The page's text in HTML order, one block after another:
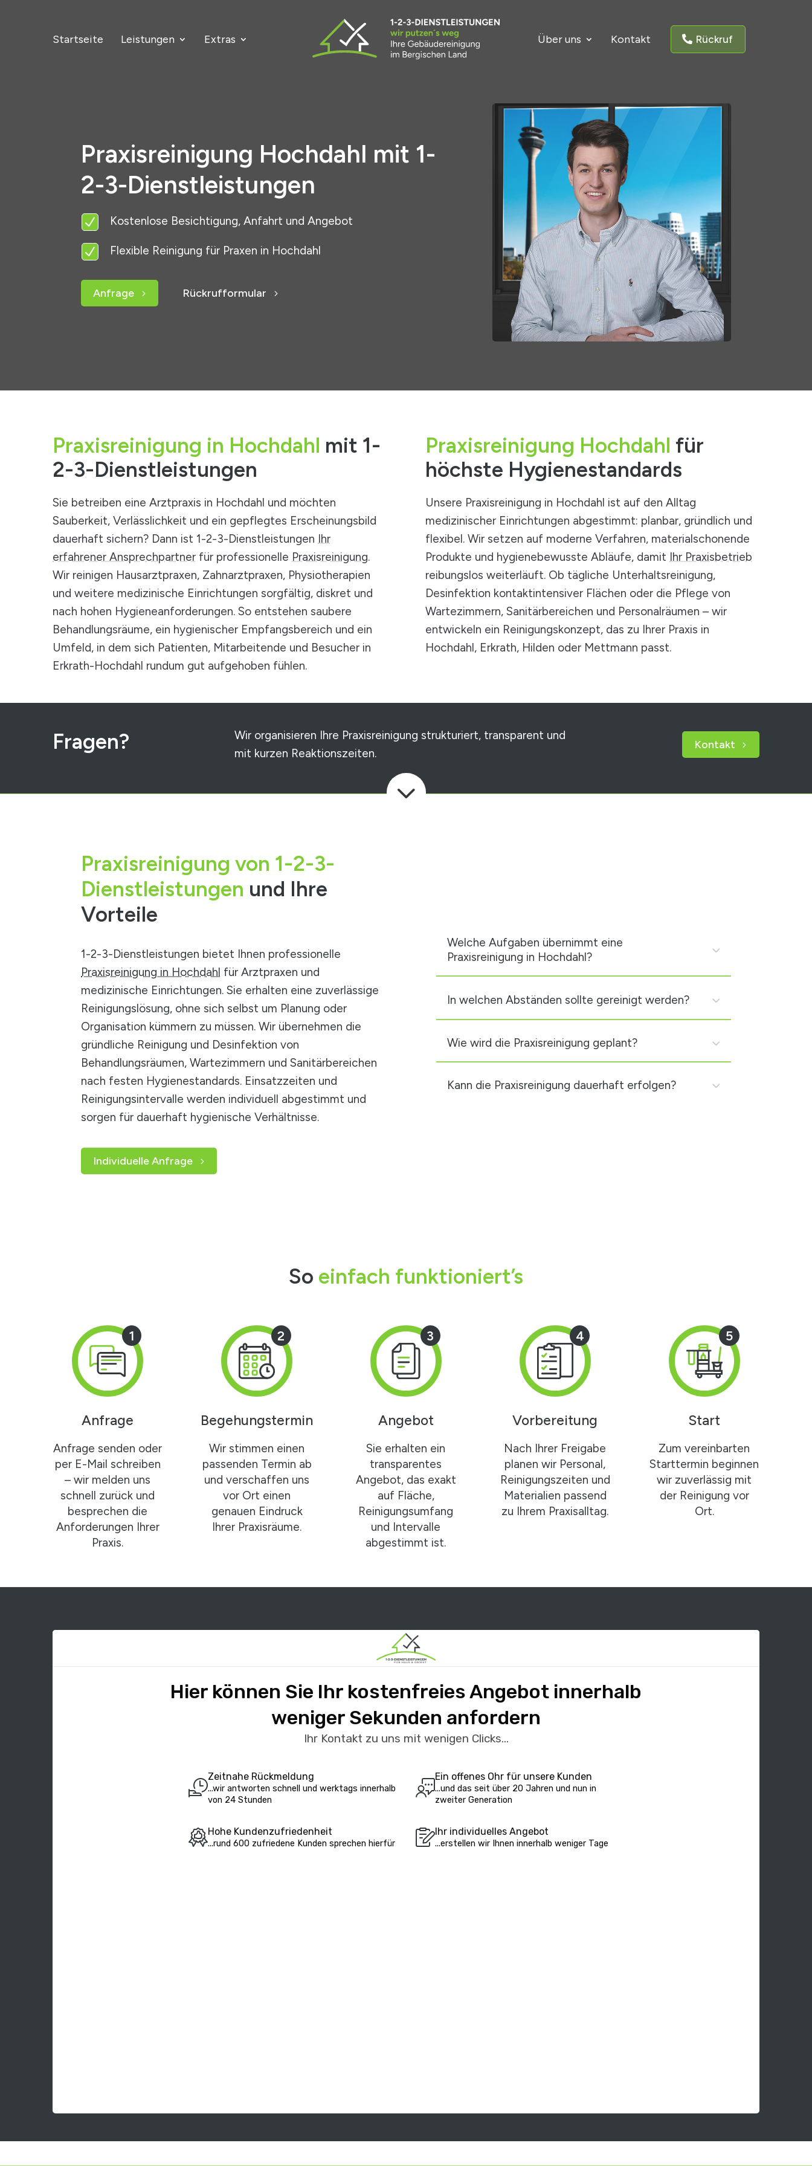
Startseite Leistungen Extras Über uns Kontakt Rückruf
Praxisreinigung Hochdahl mit 1-
2-3-Dienstleistungen
N Kostenlose Besichtigung, Anfahrt und Angebot
N Flexible Reinigung für Praxen in Hochdahl
Anfrage Rückrufformular
Praxisreinigung in Hochdahl mit 1-
2-3-Dienstleistungen
Sie betreiben eine Arztpraxis in Hochdahl und möchten
Sauberkeit, Verlässlichkeit und ein gepflegtes Erscheinungsbild
dauerhaft sichern? Dann ist 1-2-3-Dienstleistungen Ihr
erfahrener Ansprechpartner für professionelle Praxisreinigung.
Wir reinigen Hausarztpraxen, Zahnarztpraxen, Physiotherapien
und weitere medizinische Einrichtungen sorgfältig, diskret und
nach hohen Hygieneanforderungen. So entstehen saubere
Behandlungsräume, ein hygienischer Empfangsbereich und ein
Umfeld, in dem sich Patienten, Mitarbeitende und Besucher in
Erkrath-Hochdahl rundum gut aufgehoben fühlen.
Praxisreinigung Hochdahl für
höchste Hygienestandards
Unsere Praxisreinigung in Hochdahl ist auf den Alltag
medizinischer Einrichtungen abgestimmt: planbar, gründlich und
flexibel. Wir setzen auf moderne Verfahren, materialschonende
Produkte und hygienebewusste Abläufe, damit Ihr Praxisbetrieb
reibungslos weiterläuft. Ob tägliche Unterhaltsreinigung,
Desinfektion kontaktintensiver Flächen oder die Pflege von
Wartezimmern, Sanitärbereichen und Personalräumen – wir
entwickeln ein Reinigungskonzept, das zu Ihrer Praxis in
Hochdahl, Erkrath, Hilden oder Mettmann passt.
Fragen?
Wir organisieren Ihre Praxisreinigung strukturiert, transparent und
mit kurzen Reaktionszeiten.
Kontakt
3
Praxisreinigung von 1-2-3-
Dienstleistungen und Ihre
Vorteile
1-2-3-Dienstleistungen bietet Ihnen professionelle
Praxisreinigung in Hochdahl für Arztpraxen und
medizinische Einrichtungen. Sie erhalten eine zuverlässige
Reinigungslösung, ohne sich selbst um Planung oder
Organisation kümmern zu müssen. Wir übernehmen die
gründliche Reinigung und Desinfektion von
Behandlungsräumen, Wartezimmern und Sanitärbereichen
nach festen Hygienestandards. Einsatzzeiten und
Reinigungsintervalle werden individuell abgestimmt und
sorgen für dauerhaft hygienische Verhältnisse.
Individuelle Anfrage
Welche Aufgaben übernimmt eine
Praxisreinigung in Hochdahl?
In welchen Abständen sollte gereinigt werden?
Wie wird die Praxisreinigung geplant?
Kann die Praxisreinigung dauerhaft erfolgen?
So einfach funktioniert’s
1
Anfrage
Anfrage senden oder
per E-Mail schreiben
– wir melden uns
schnell zurück und
besprechen die
Anforderungen Ihrer
Praxis.
2
Begehungstermin
Wir stimmen einen
passenden Termin ab
und verschaffen uns
vor Ort einen
genauen Eindruck
Ihrer Praxisräume.
3
Angebot
Sie erhalten ein
transparentes
Angebot, das exakt
auf Fläche,
Reinigungsumfang
und Intervalle
abgestimmt ist.
4
Vorbereitung
Nach Ihrer Freigabe
planen wir Personal,
Reinigungszeiten und
Materialien passend
zu Ihrem Praxisalltag.
5
Start
Zum vereinbarten
Starttermin beginnen
wir zuverlässig mit
der Reinigung vor
Ort.